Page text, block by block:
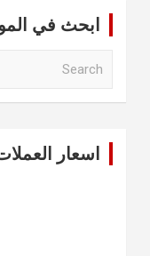
ابحث في
اسعار